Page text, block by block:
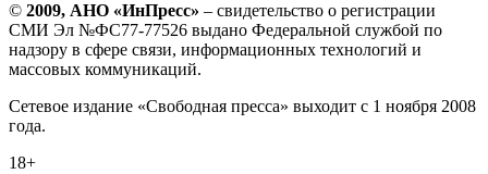
© 2009, АНО «ИнПресс» – свидетельство о регистрации
СМИ Эл №ФС77-77526 выдано Федеральной службой по
надзору в сфере связи, информационных технологий и
массовых коммуникаций.
Сетевое издание «Свободная пресса» выходит с 1 ноября 2008
года.
18+